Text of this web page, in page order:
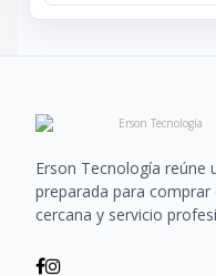
Erson Tecnología reúne
preparada para
cercana y servicio